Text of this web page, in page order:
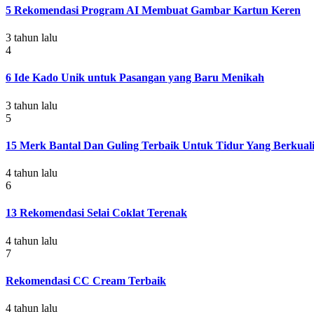
5 Rekomendasi Program AI Membuat Gambar Kartun Keren
3 tahun lalu
4
6 Ide Kado Unik untuk Pasangan yang Baru Menikah
3 tahun lalu
5
15 Merk Bantal Dan Guling Terbaik Untuk Tidur Yang
4 tahun lalu
6
13 Rekomendasi Selai Coklat Terenak
4 tahun lalu
7
Rekomendasi CC Cream Terbaik
4 tahun lalu